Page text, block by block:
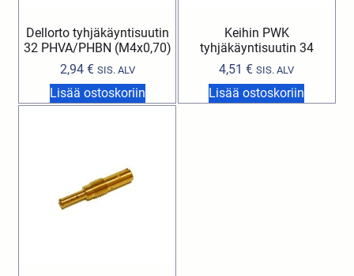
Dellorto tyhjäkäyntisuutin
32 PHVA/PHBN (M4x0,70)
2,94 € SIS. ALV
Lisää ostoskoriin
Keihin PWK
tyhjäkäyntisuutin 34
4,51€ SIS. ALV
Lisää ostoskoriin